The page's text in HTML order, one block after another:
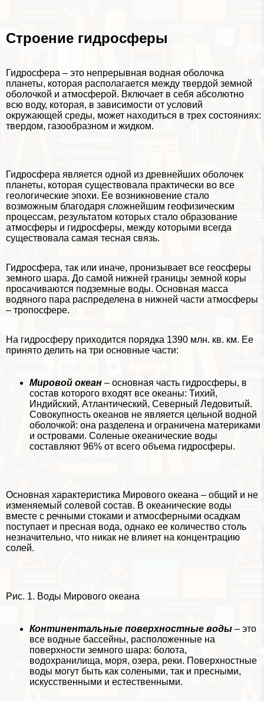
Строение гидросферы
Гидросфера – это непрерывная водная оболочка
планеты, которая располагается между твердой земной
оболочкой и атмосферой. Включает в себя абсолютно
всю воду, которая, в зависимости от условий
окружающей среды, может находиться в трех состояниях:
твердом, газообразном и жидком.
Гидросфера является одной из древнейших оболочек
планеты, которая существовала пpaктически во все
геологические эпохи. Ее возникновение стало
возможным благодаря сложнейшим геофизическим
процессам, результатом которых стало образование
атмосферы и гидросферы, между которыми всегда
существовала самая тесная связь.
Гидросфера, так или иначе, пронизывает все геосферы
земного шара. До самой нижней границы земной коры
просачиваются подземные воды. Основная масса
водяного пара распределена в нижней части атмосферы
– тропосфере.
На гидросферу приходится порядка 1390 млн. кв. км. Ее
принято делить на три основные части:
Мировой океан – основная часть гидросферы, в
состав которого входят все океаны: Тихий,
Индийский, Атлантический, Северный Ледовитый.
Совокупность океанов не является цельной водной
оболочкой: она разделена и ограничена материками
и островами. Соленые океанические воды
составляют 96% от всего объема гидросферы.
Основная хаpaктеристика Мирового океана – общий и не
изменяемый солевой состав. В океанические воды
вместе с речными стоками и атмосферными осадкам
поступает и пресная вода, однако ее количество столь
незначительно, что никак не влияет на концентрацию
солей.
Рис. 1. Воды Мирового океана
Континентальные поверхностные воды – это
все водные бассейны, расположенные на
поверхности земного шара: болота,
водохранилища, моря, озера, реки. Поверхностные
воды могут быть как солеными, так и пресными,
искусственными и естественными.